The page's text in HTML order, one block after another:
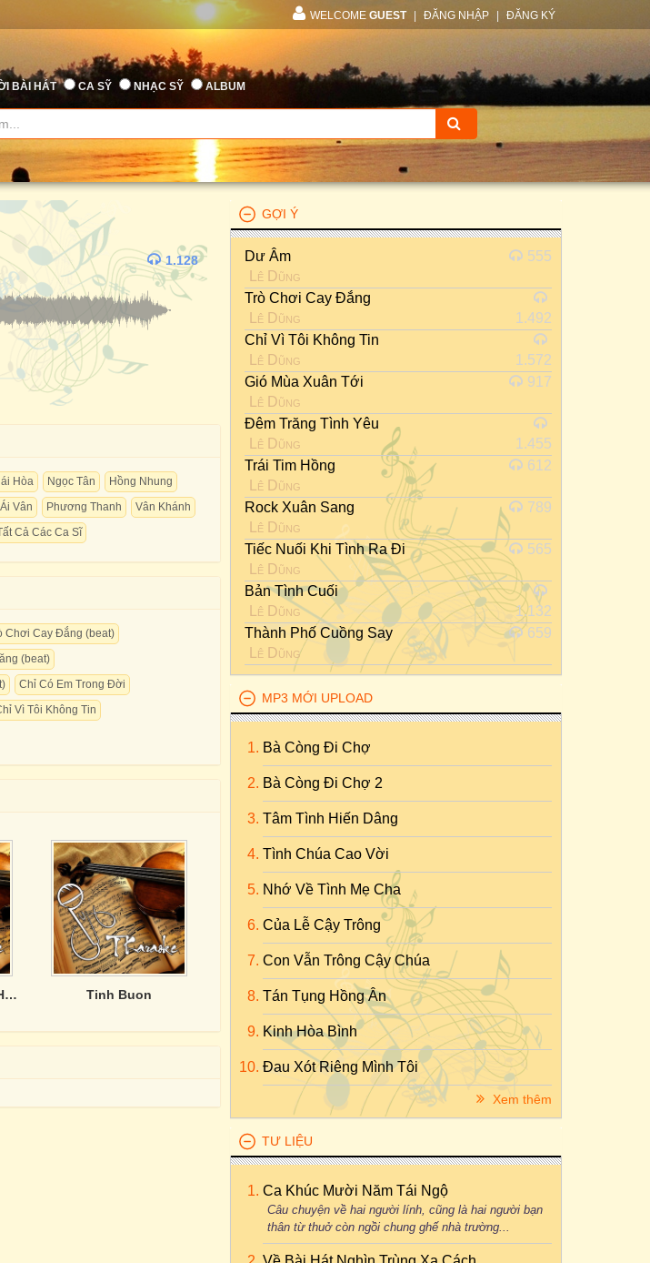
WELCOME GUEST ĐĂNG NHẬP ĐĂNG KÝ
BÀI HÁT CA SỸ NHẠC SỸ ALBUM
1.128
Hòa Ngọc Tân
Hồng Nhung
Ái Vân Phương Thanh
Vân Khánh
Cả Các Ca Sĩ
Chơi Cay Đắng (beat)
(beat)
Chỉ Có Em Trong Đời
Vì Tôi Không Tin
NHẠC TRẺ TUYỂN CHỌN Tinh Buon
GỢI Ý
Dư Âm
Lê Dũng
555
Trò Chơi Cay Đắng
Lê Dũng
1.492
Chỉ Vì Tôi Không Tin
Lê Dũng
1.572
Gió Mùa Xuân Tới
Lê Dũng
917
Đêm Trăng Tình Yêu
Lê Dũng
1.455
Trái Tim Hồng
Lê Dũng
612
Rock Xuân Sang
Lê Dũng
789
Tiếc Nuối Khi Tình Ra Đi
Lê Dũng
565
Bản Tình Cuối
Lê Dũng
1.132
Thành Phố Cuồng Say
Lê Dũng
659
MP3 MỚI UPLOAD
Bà Còng Đi Chợ
Bà Còng Đi Chợ 2
Tâm Tình Hiến Dâng
Tình Chúa Cao Vời
Nhớ Về Tình Mẹ Cha
Của Lễ Cậy Trông
Con Vẫn Trông Cậy Chúa
Tán Tụng Hồng Ân
Kinh Hòa Bình
Đau Xót Riêng Mình Tôi
Xem thêm
TƯ LIỆU
Ca Khúc Mười Năm Tái Ngộ
Câu chuyện về hai người lính, cũng là hai người bạn
thân từ thuở còn ngồi chung ghế nhà trường...